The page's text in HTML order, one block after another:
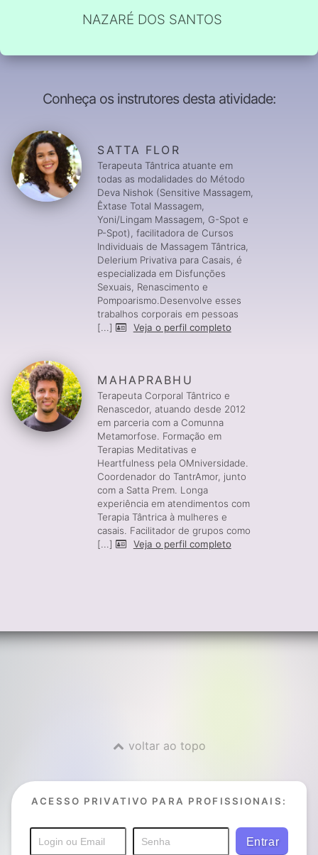
NAZARÉ DOS SANTOS
Conheça os instrutores desta atividade:
SATTA FLOR
Terapeuta Tântrica atuante em
todas as modalidades do Método
Deva Nishok (Sensitive Massagem,
Êxtase Total Massagem,
Yoni/Lingam Massagem, G-Spot e
P-Spot), facilitadora de Cursos
Individuais de Massagem Tântrica,
Delerium Privativa para Casais, é
especializada em Disfunções
Sexuais, Renascimento e
Pompoarismo.Desenvolve esses
trabalhos corporais em pessoas
[...]
Veja o perfil completo
MAHAPRABHU
Terapeuta Corporal Tântrico e
Renascedor, atuando desde 2012
em parceria com a Comunna
Metamorfose. Formação em
Terapias Meditativas e
Heartfulness pela OMniversidade.
Coordenador do TantrAmor, junto
com a Satta Prem. Longa
experiência em atendimentos com
Terapia Tântrica à mulheres e
casais. Facilitador de grupos como
[...]
Veja o perfil completo
voltar ao topo
ACESSO PRIVATIVO PARA PROFISSIONAIS: